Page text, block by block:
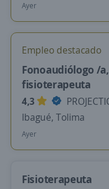
Ayer
Empleo destacado
Fonoaudiólogo /
fisioterapeuta
4,3
Ibagué, Tolima
Ayer
Fisioterapeuta